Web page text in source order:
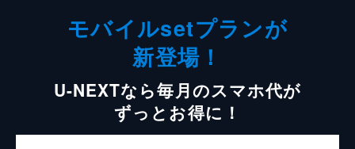
モバイルsetプランが
新登場！
U-NEXTなら毎月のスマホ代が
ずっとお得に！